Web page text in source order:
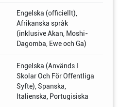
Engelska (officiellt),
Afrikanska språk
(inklusive Akan, Moshi-
Dagomba, Ewe och Ga)
Engelska (Används I
Skolar Och För Offentliga
Syfte), Spanska,
Italienska, Portugisiska